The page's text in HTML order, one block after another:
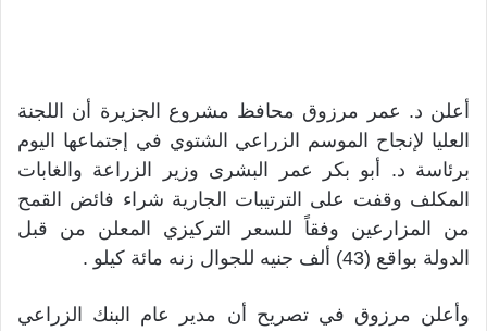
أعلن د. عمر مرزوق محافظ مشروع الجزيرة أن اللجنة
العليا لإنجاح الموسم الزراعي الشتوي في إجتماعها اليوم
برئاسة د. أبو بكر عمر البشرى وزير الزراعة والغابات
المكلف وقفت على الترتيبات الجارية شراء فائض القمح
من المزارعين وفقاً للسعر التركيزي المعلن من قبل
الدولة بواقع (43) ألف جنيه للجوال زنه مائة كيلو .
وأعلن مرزوق في تصريح أن مدير عام البنك الزراعي